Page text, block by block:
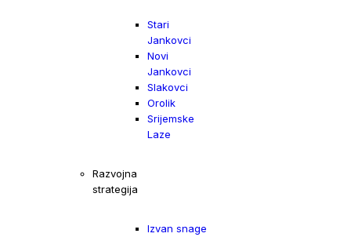
Stari
Jankovci
Novi
Jankovci
Slakovci
Orolik
Srijemske
Laze
Razvojna
strategija
Izvan snage